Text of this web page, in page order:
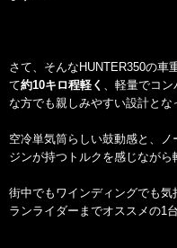
さて、そんなHUNTER350の車
て約10キロ程軽く
、軽量でコ
な方でも親しみやすい設計とな
空冷単気筒らしい鼓動感と、
ジンが持つトルクを感じなが
街中でもワインディングでも
ランライダーまでオススメの1